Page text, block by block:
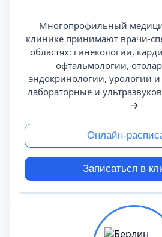
Многопрофильный
клинике принимают врачи-
областях: гинекологии,
офтальмологии,
эндокринологии, урологии
лабораторные и
→
Онлайн-
Записаться в